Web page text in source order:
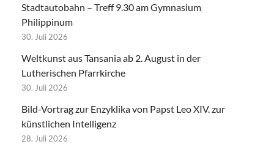
Stadtautobahn – Treff 9.30 am Gymnasium
Philippinum
30. Juli 2026
Weltkunst aus Tansania ab 2. August in der
Lutherischen Pfarrkirche
30. Juli 2026
Bild-Vortrag zur Enzyklika von Papst Leo XIV. zur
künstlichen Intelligenz
28. Juli 2026